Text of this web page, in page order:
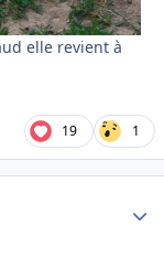
elle revient à
19 1